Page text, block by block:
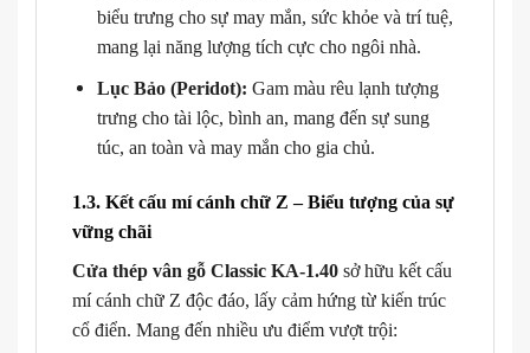
biểu trưng cho sự may mắn, sức khỏe và trí tuệ,
mang lại năng lượng tích cực cho ngôi nhà.
Lục Bảo (Peridot): Gam màu rêu lạnh tượng
trưng cho tài lộc, bình an, mang đến sự sung
túc, an toàn và may mắn cho gia chủ.
1.3. Kết cấu mí cánh chữ Z – Biểu tượng của sự
vững chãi
Cửa thép vân gỗ Classic KA-1.40 sở hữu kết cấu
mí cánh chữ Z độc đáo, lấy cảm hứng từ kiến trúc
cổ điển. Mang đến nhiều ưu điểm vượt trội: